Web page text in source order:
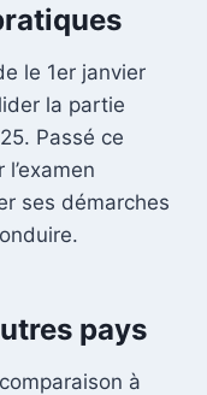
le 1er janvier
la partie
Passé ce
ses démarches
pays
à